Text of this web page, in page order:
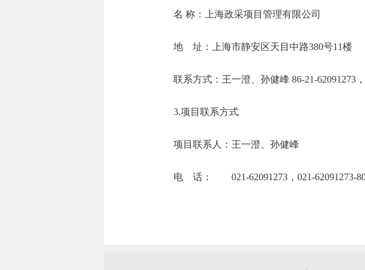
名 称：上海政采项目管
地 址：上海市静安区天目
联系方式：王一澄、孙健峰 86-
3.项目联系方式
项目联系人：王一澄、孙健峰
电 话： 021-62091273，021-62091273-